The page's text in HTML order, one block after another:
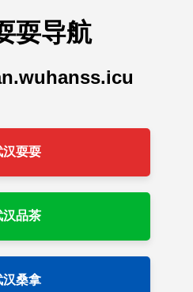
耍导航
汉耍耍
汉品茶
汉桑拿